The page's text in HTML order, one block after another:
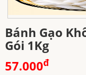
Bánh Gạo
Gói 1Kg
57.000đ